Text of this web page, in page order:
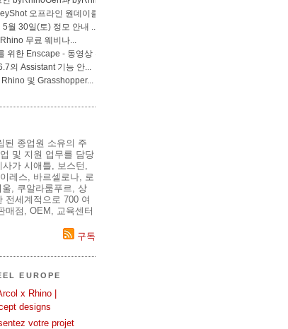
된 종업원 소유의 주
및 지원 업무를 담당
가 시애틀, 보스턴,
레스, 바르셀로나, 로
, 쿠알라룸푸르, 상
전세계적으로 700 여
매점, OEM, 교육센터
구독
EUROPE
x Rhino |
designs
votre projet